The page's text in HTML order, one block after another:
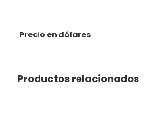
Precio en dólares
Productos relacionados